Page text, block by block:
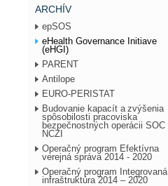
ARCHÍV
epSOS
eHealth Governance Initiave
(eHGI)
PARENT
Antilope
EURO-PERISTAT
Budovanie kapacít a zvýšenia
spôsobilosti pracoviska
bezpečnostných operácii SOC
NCZI
Operačný program Efektívna
verejná správa 2014 - 2020
Operačný program Integrovaná
infraštruktúra 2014 – 2020